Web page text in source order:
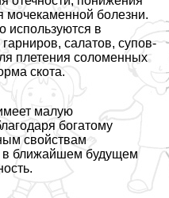
мочекаменной болезни.
используются в
салатов, супов-
плетения соломенных
скота.
малую
богатому
свойствам
в ближайшем будущем